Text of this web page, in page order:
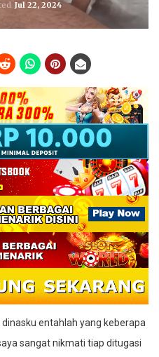
Jul 22, 2024
entahlah yang keberapa
sangat nikmati tiap ditugasi